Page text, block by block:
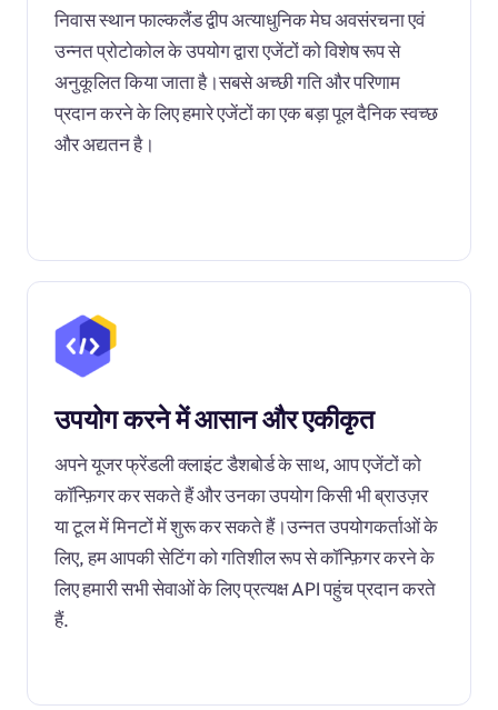
निवास स्थान फाल्कलैंड द्वीप अत्याधुनिक मेघ अवसंरचना एवं
उन्नत प्रोटोकोल के उपयोग द्वारा एजेंटों को विशेष रूप से
अनुकूलित किया जाता है।सबसे अच्छी गति और परिणाम
प्रदान करने के लिए हमारे एजेंटों का एक बड़ा पूल दैनिक स्वच्छ
और अद्यतन है।
उपयोग करने में आसान और एकीकृत
अपने यूजर फ्रेंडली क्लाइंट डैशबोर्ड के साथ, आप एजेंटों को
कॉन्फ़िगर कर सकते हैं और उनका उपयोग किसी भी ब्राउज़र
या टूल में मिनटों में शुरू कर सकते हैं।उन्नत उपयोगकर्ताओं के
लिए, हम आपकी सेटिंग को गतिशील रूप से कॉन्फ़िगर करने के
लिए हमारी सभी सेवाओं के लिए प्रत्यक्ष API पहुंच प्रदान करते
हैं.